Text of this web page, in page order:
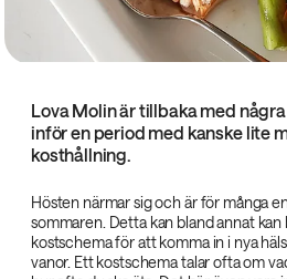
Lova Molin är tillbaka med
inför en period med kanske lite
kosthållning.
Hösten närmar sig och är för många
sommaren. Detta kan bland annat
kostschema för att komma in i nya
vanor. Ett kostschema talar ofta om